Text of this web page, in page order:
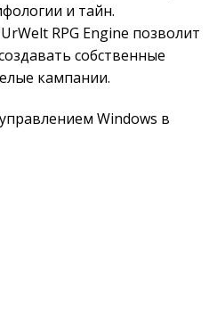
и тайн.
RPG Engine позволит
собственные
кампании.
Windows в